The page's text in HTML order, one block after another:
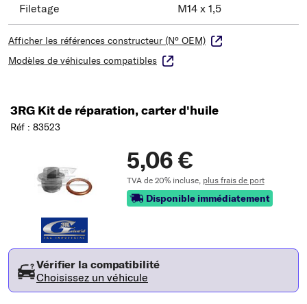
Filetage M14 x 1,5
Afficher les références constructeur (N° OEM)
Modèles de véhicules compatibles
3RG Kit de réparation, carter d'huile
Réf : 83523
5,06 €
TVA de 20% incluse, plus frais de port
Disponible immédiatement
Vérifier la compatibilité
Choisissez un véhicule